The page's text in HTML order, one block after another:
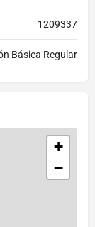
1209337
Básica Regular
+
−